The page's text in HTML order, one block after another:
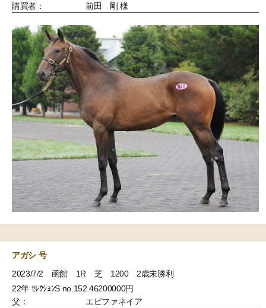
購買者：
前田 剛 様
アガシ 号
2023/7/2 函館 1R 芝 1200 2歳未勝利
22年 ｾﾚｸｼｮﾝS no.152 46200000円
父：
エピファネイア